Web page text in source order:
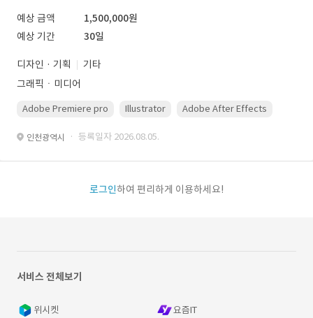
예상 금액
1,500,000원
예상 기간
30일
디자인 · 기획
기타
그래픽ㆍ미디어
Adobe Premiere pro Illustrator Adobe After Effects
인천광역시 · 등록일자 2026.08.05.
로그인하여 편리하게 이용하세요!
서비스 전체보기
위시켓 요즘IT